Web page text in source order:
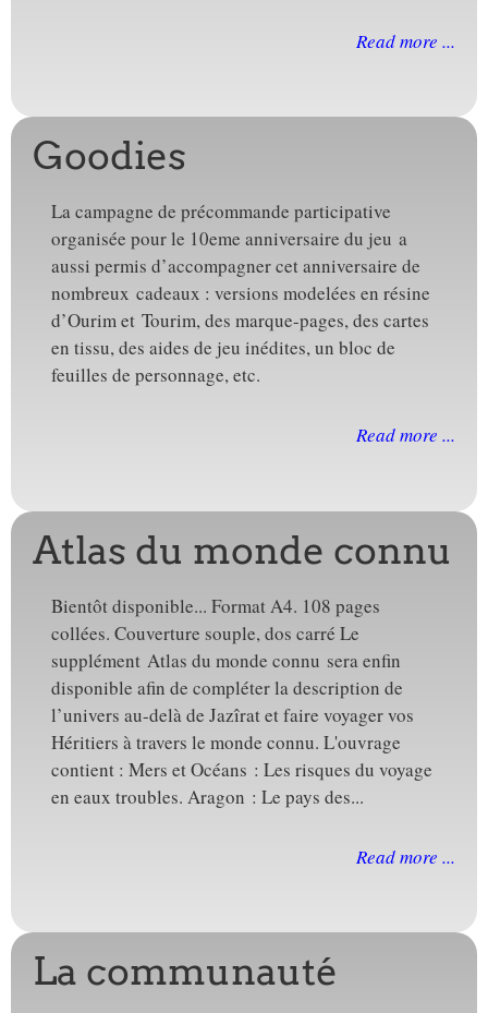
Read more ...
Goodies
La campagne de précommande participative
organisée pour le 10eme anniversaire du jeu a
aussi permis d’accompagner cet anniversaire de
nombreux cadeaux : versions modelées en résine
d’Ourim et Tourim, des marque-pages, des cartes
en tissu, des aides de jeu inédites, un bloc de
feuilles de personnage, etc.
Read more ...
Atlas du monde connu
Bientôt disponible... Format A4. 108 pages
collées. Couverture souple, dos carré Le
supplément Atlas du monde connu sera enfin
disponible afin de compléter la description de
l’univers au-delà de Jazîrat et faire voyager vos
Héritiers à travers le monde connu. L'ouvrage
contient : Mers et Océans : Les risques du voyage
en eaux troubles. Aragon : Le pays des...
Read more ...
La communauté